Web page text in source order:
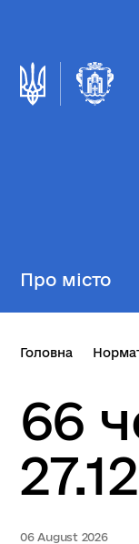
Про місто
Головна
66
06 August 2026